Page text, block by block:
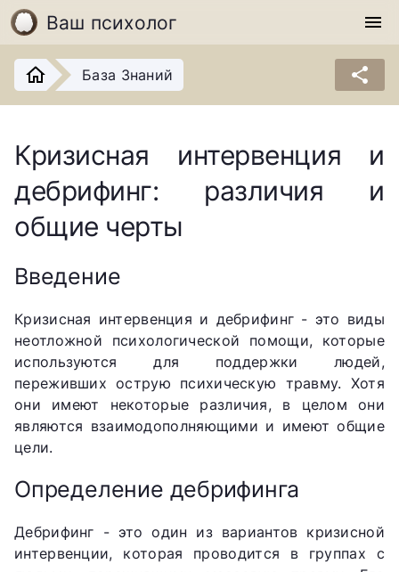
Ваш психолог menu
База Знаний share
Кризисная интервенция и
дебрифинг: различия и
общие черты
Введение
Кризисная интервенция и дебрифинг - это виды
неотложной психологической помощи, которые
используются для поддержки людей,
переживших острую психическую травму. Хотя
они имеют некоторые различия, в целом они
являются взаимодополняющими и имеют общие
цели.
Определение дебрифинга
Дебрифинг - это один из вариантов кризисной
интервенции, которая проводится в группах с